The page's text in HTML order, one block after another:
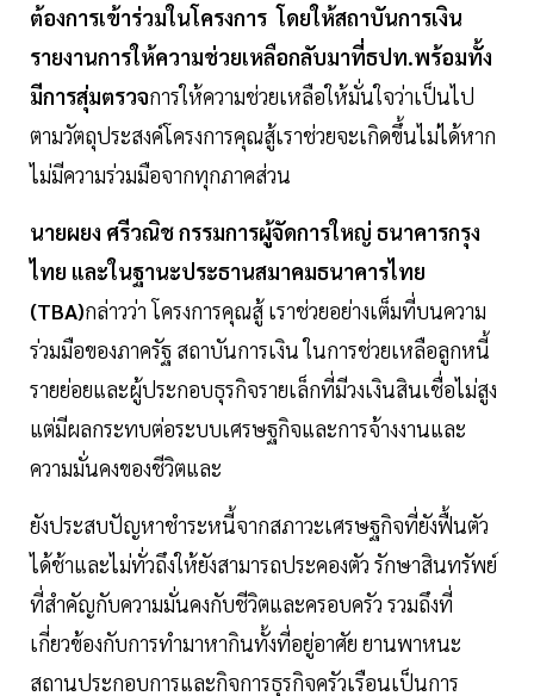
ต้องการเข้าร่วมในโครงการ โดยให้สถาบันการเงิน
รายงานการให้ความช่วยเหลือกลับมาที่ธปท.พร้อมทั้ง
มีการสุ่มตรวจการให้ความช่วยเหลือให้มั่นใจว่าเป็นไป
ตามวัตถุประสงค์โครงการคุณสู้เราช่วยจะเกิดขึ้นไม่ได้หาก
ไม่มีความร่วมมือจากทุกภาคส่วน
นายผยง ศรีวณิช กรรมการผู้จัดการใหญ่ ธนาคารกรุง
ไทย และในฐานะประธานสมาคมธนาคารไทย
(TBA)กล่าวว่า โครงการคุณสู้ เราช่วยอย่างเต็มที่บนความ
ร่วมมือของภาครัฐ สถาบันการเงิน ในการช่วยเหลือลูกหนี้
รายย่อยและผู้ประกอบธุรกิจรายเล็กที่มีวงเงินสินเชื่อไม่สูง
แต่มีผลกระทบต่อระบบเศรษฐกิจและการจ้างงานและ
ความมั่นคงของชีวิตและ
ยังประสบปัญหาชำระหนี้จากสภาวะเศรษฐกิจที่ยังฟื้นตัว
ได้ช้าและไม่ทั่วถึงให้ยังสามารถประคองตัว รักษาสินทรัพย์
ที่สำคัญกับความมั่นคงกับชีวิตและครอบครัว รวมถึงที่
เกี่ยวข้องกับการทำมาหากินทั้งที่อยู่อาศัย ยานพาหนะ
สถานประกอบการและกิจการธุรกิจครัวเรือนเป็นการ